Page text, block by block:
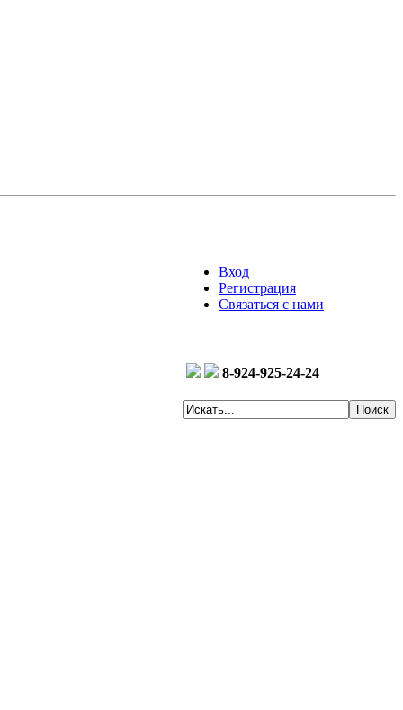
Вход
Регистрация
Связаться с нами
8-924-925-24-24